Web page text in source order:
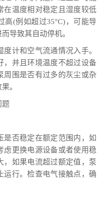
在温度相对稳定且湿度较低
高(例如超过35°C)，可能导
导致其自动停机。
计和空气流通情况入手。
，并且环境温度不超过设备
周围是否有过多的灰尘或杂
。
否稳定在额定范围内，如
虑更换电源设备或者使用稳
，如果电流超过额定值，泵
运行。检查电气接触点，确